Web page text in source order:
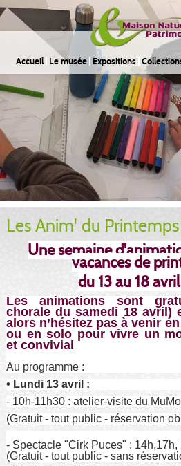
Accueil Le musée Expositions
Les Anim' du Printemps
Une semaine
vacances de
du 13 au 18
Les animations sont
chorale du samedi 18 avril)
alors n’hésitez pas à venir
ou en solo pour vivre un
et convivial
Au programme :
• Lundi 13 avril :
- 10h-11h30 : atelier-visite du
(Gratuit - tout public - réservation
- Spectacle "Cirk Puces" : 14h,17h,
(Gratuit - tout public - sans